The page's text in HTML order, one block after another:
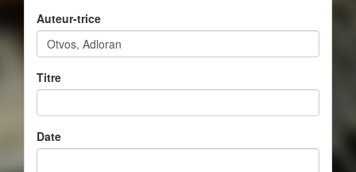
Auteur-trice
Titre
Date